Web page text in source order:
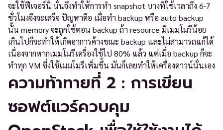
จะใช้ฟีเจอร์นี้ นั่นจึงทำให้การทำ snapshot บางทีใช้เวลาถึง 6-7
ชั่วโมงจึงจะเสร็จ ปัญหาคือ เมื่อทำ backup หรือ auto backup
นั้น memory จะถูกใช้ตอน backup ถ้า resource มีเมมโมรีน้อย
เกินไปก็จะทำให้เกิดอาการค้างขณะ backup และไม่สามารถแก้ได้
เนื่องจากหากเมมโมรีเครื่องใช้ไป 80% แล้ว แต่เมื่อ backup ก็จะ
ทำทุก VM ซึ่งใช้เมมโมรีเพิ่มขึ้น มันก็เลยทำให้เครื่องดาวน์นั่นเอง
ความท้าทายที่ 2 : การเขียน
ซอฟต์แวร์ควบคุม